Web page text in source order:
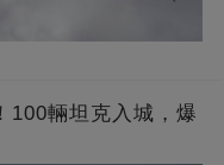
100輛坦克入城，爆